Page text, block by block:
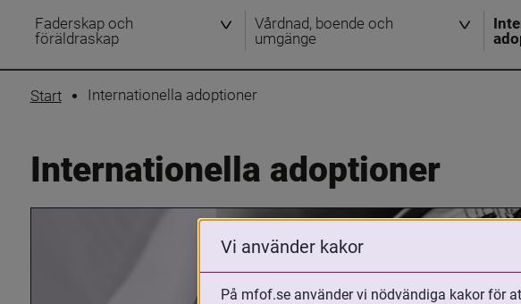
Faderskap och
föräldraskap
Vårdnad, boende och
umgänge
Start Internationella adoptioner
Internationella adoptioner
Vi använder kakor
På mfof.se använder vi nödvändiga kakor för